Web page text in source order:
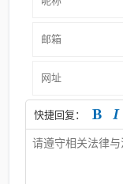
快捷回复：